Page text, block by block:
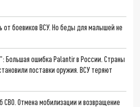
от боевиков ВСУ. Но беды для малышей не
Большая ошибка Palantir в России. Страны
поставки оружия. ВСУ теряют
СВО. Отмена мобилизации и возвращение